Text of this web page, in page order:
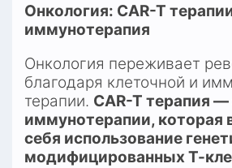
Онкология: CAR-T
иммунотерапия
Онкология переживает
благодаря клеточной и
терапии. CAR-T терапия
иммунотерапии, которая
себя использование
модифицированных Т-